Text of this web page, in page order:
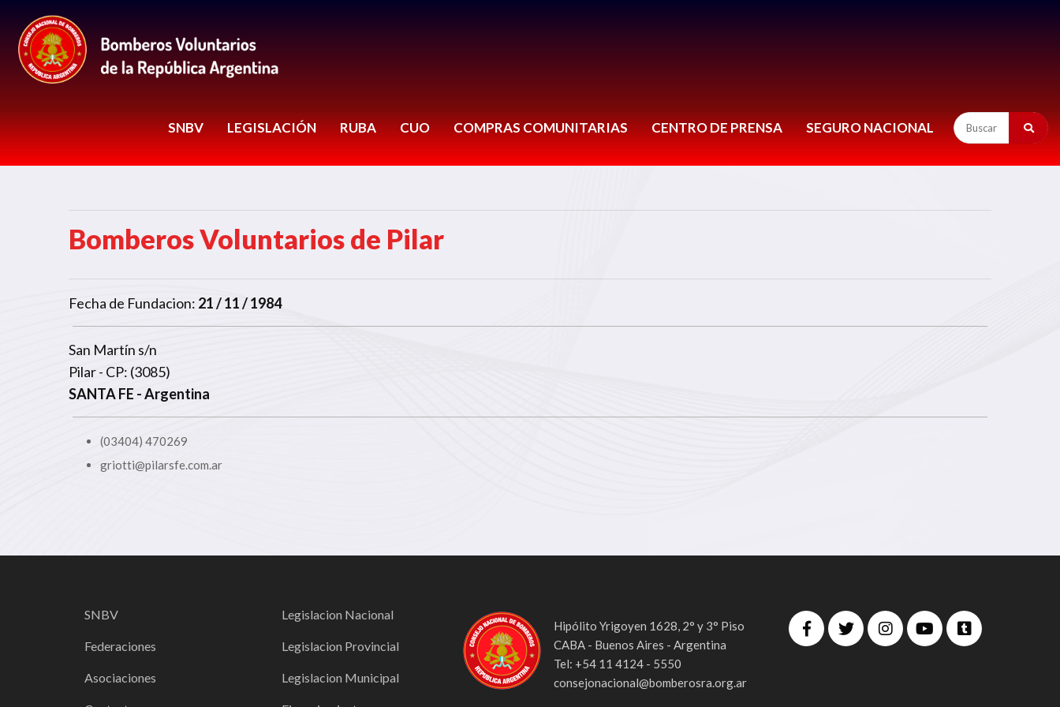
SNBV LEGISLACIÓN RUBA CUO COMPRAS COMUNITARIAS CENTRO DE PRENSA SEGURO NACIONAL
Bomberos Voluntarios de Pilar
Fecha de Fundacion: 21 / 11 / 1984
San Martín s/n
Pilar - CP: (3085)
SANTA FE - Argentina
(03404) 470269
griotti@pilarsfe.com.ar
SNBV
Federaciones
Asociaciones
Legislacion Nacional
Legislacion Provincial
Legislacion Municipal
Hipólito Yrigoyen 1628, 2° y 3° Piso
CABA - Buenos Aires - Argentina
Tel: +54 11 4124 - 5550
consejonacional@bomberosra.org.ar